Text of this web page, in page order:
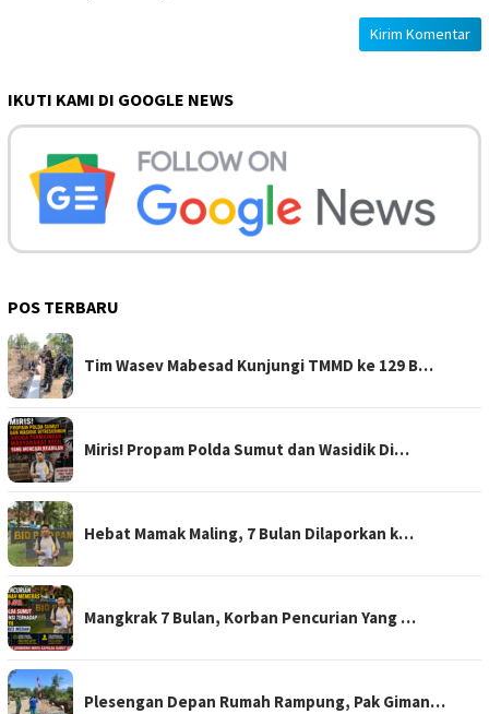
IKUTI KAMI DI GOOGLE NEWS
POS TERBARU
Tim Wasev Mabesad Kunjungi TMMD ke 129 B…
Miris! Propam Polda Sumut dan Wasidik Di…
Hebat Mamak Maling, 7 Bulan Dilaporkan k…
Mangkrak 7 Bulan, Korban Pencurian Yang …
Plesengan Depan Rumah Rampung, Pak Giman…